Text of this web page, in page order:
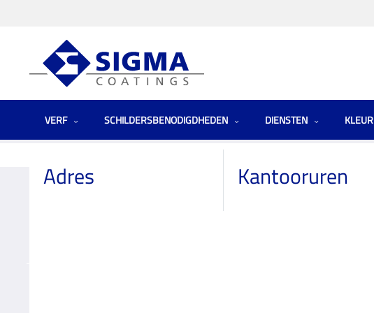
VERF SCHILDERSBENODIGDHEDEN DIENSTEN KLEUR
Adres Kantooruren